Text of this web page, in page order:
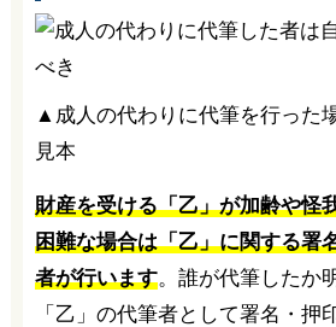
▲成人の代わりに代筆を行った
見本
財産を受ける「乙」が加齢や怪
困難な場合は「乙」に関する署
者が行います。誰が代筆したか
「乙」の代筆者として署名・押